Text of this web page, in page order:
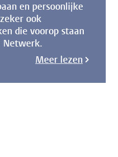
en persoonlijke
ook
die voorop staan
Netwerk.
Meer lezen